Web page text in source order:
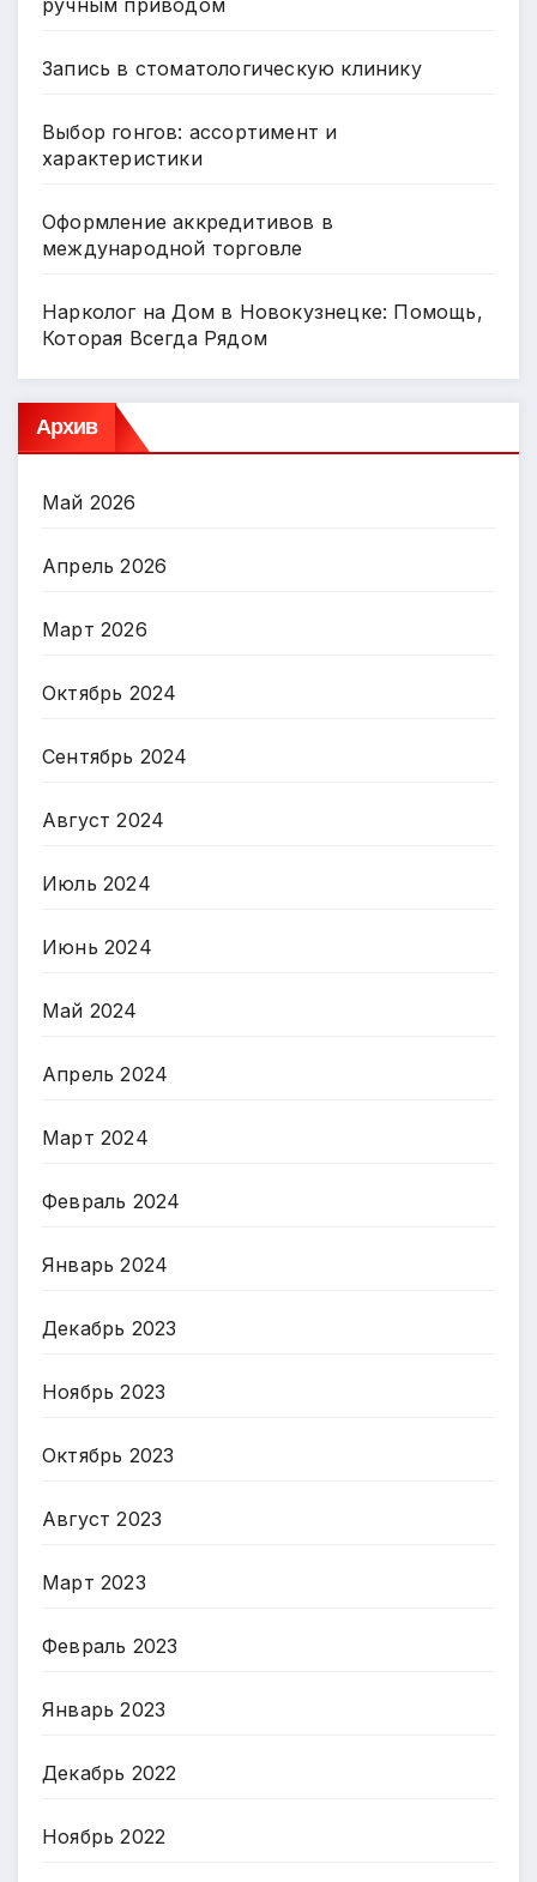
ручным приводом
Запись в стоматологическую клинику
Выбор гонгов: ассортимент и
характеристики
Оформление аккредитивов в
международной торговле
Нарколог на Дом в Новокузнецке: Помощь,
Которая Всегда Рядом
Архив
Май 2026
Апрель 2026
Март 2026
Октябрь 2024
Сентябрь 2024
Август 2024
Июль 2024
Июнь 2024
Май 2024
Апрель 2024
Март 2024
Февраль 2024
Январь 2024
Декабрь 2023
Ноябрь 2023
Октябрь 2023
Август 2023
Март 2023
Февраль 2023
Январь 2023
Декабрь 2022
Ноябрь 2022